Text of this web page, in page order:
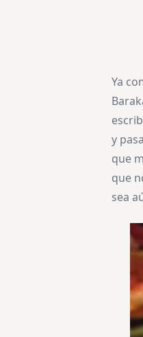
Ya
y
que
que
sea